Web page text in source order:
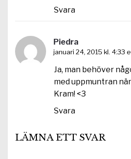
Svara
Piedra
januari 24, 2015 kl. 4:33
Ja, man behöver
med uppmuntran
Kram! <3
Svara
LÄMNA ETT SVAR